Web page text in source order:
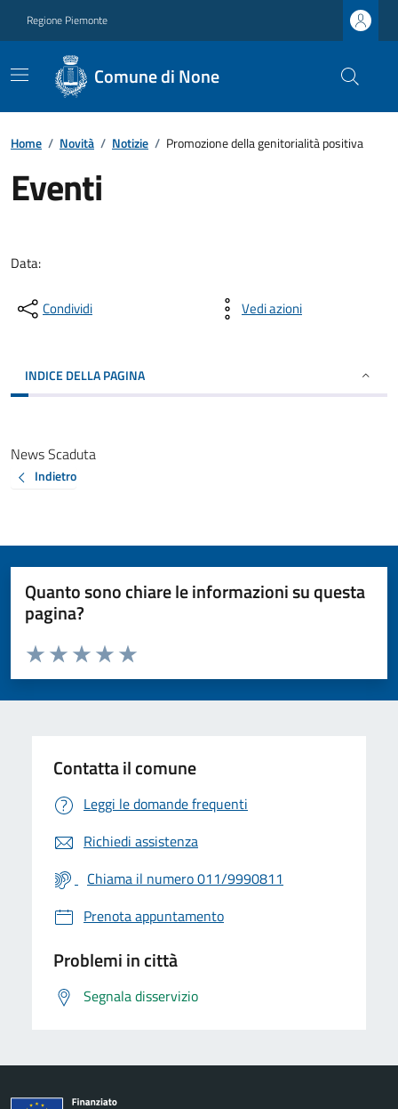
Regione Piemonte
Comune di None
Home / Novità / Notizie / Promozione della genitorialità positiva
Eventi
Data:
Condividi Vedi azioni
INDICE DELLA PAGINA
News Scaduta
Indietro
Quanto sono chiare le informazioni su questa
pagina?
Valuta da 1 a 5 stelle la pagina
Valuta 5 stelle su 5
Valuta 4 stelle su 5
Valuta 3 stelle su 5
Valuta 2 stelle su 5
Valuta 1 stelle su 5
Contatta il comune
Leggi le domande frequenti
Richiedi assistenza
Chiama il numero 011/9990811
Prenota appuntamento
Problemi in città
Segnala disservizio